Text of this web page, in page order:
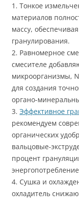
1. Тонкое
материалов
массу,
гранулирования.
2. Равномерное
смесителе
микроорганизмы,
для создания
органо-
3. Эффективное
рекомендуем
органических
вальцовые-
процент
4. Сушка и
охладитель